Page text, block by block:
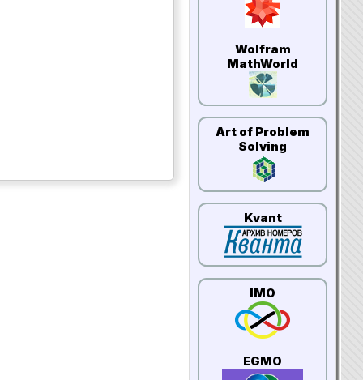
Wolfram
MathWorld
Art of Problem
Solving
Kvant
IMO
EGMO